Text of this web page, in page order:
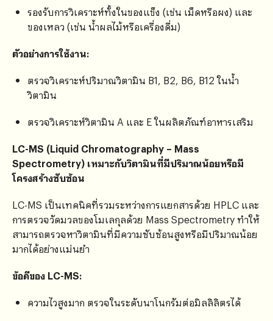
รองรับการวิเคราะห์ทั้งในของแข็ง (เช่น เม็ดหรือผง) และ
ของเหลว (เช่น น้ำผลไม้หรือเครื่องดื่ม)
ตัวอย่างการใช้งาน:
ตรวจวิเคราะห์ปริมาณวิตามิน B1, B2, B6, B12 ในน้ำ
วิตามิน
ตรวจวิเคราะห์วิตามิน A และ E ในผลิตภัณฑ์อาหารเสริม
LC-MS (Liquid Chromatography – Mass
Spectrometry) เหมาะกับวิตามินที่มีปริมาณน้อยหรือมี
โครงสร้างซับซ้อน
LC-MS เป็นเทคนิคที่รวมระหว่างการแยกสารด้วย HPLC และ
การตรวจวัดมวลของโมเลกุลด้วย Mass Spectrometry ทำให้
สามารถตรวจหาวิตามินที่มีความซับซ้อนสูงหรือมีปริมาณน้อย
มากได้อย่างแม่นยำ
ข้อดีของ LC-MS:
ความไวสูงมาก ตรวจในระดับนาโนกรัมต่อมิลลิลิตรได้